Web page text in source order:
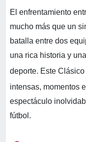
El enfrentamiento
mucho más que un
batalla entre dos
una rica historia y
deporte. Este Clásico
intensas, momentos
espectáculo
fútbol.